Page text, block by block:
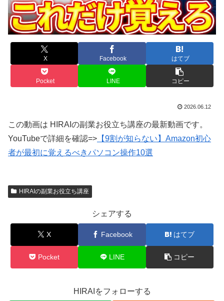
X Facebook はてブ
Pocket LINE コピー
2026.06.12
この動画は HIRAIの副業お役立ち講座の最新動画です。
YouTubeで詳細を確認=> 【9割が知らない】Amazon初心
者が最初に覚えるべきパソコン操作10選
HIRAIの副業お役立ち講座
シェアする
X Facebook はてブ
Pocket LINE コピー
HIRAIをフォローする